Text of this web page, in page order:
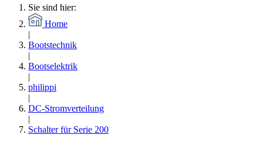
Sie sind hier:
Home
|
Bootstechnik
|
Bootselektrik
|
philippi
|
DC-Stromverteilung
|
Schalter für Serie 200